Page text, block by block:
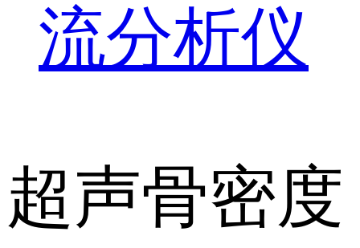
流分析仪
超声骨密度